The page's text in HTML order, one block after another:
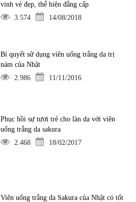
vinh vẻ đẹp, thể hiện đẳng cấp
3.574
14/08/2018
Bí quyết sử dụng viên uống trắng da trị
nám của Nhật
2.986
11/11/2016
Phục hồi sự tươi trẻ cho làn da với viên
uống trắng da sakura
2.468
18/02/2017
Viên uống trắng da Sakura của Nhật có tốt